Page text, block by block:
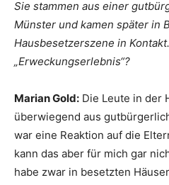
Sie stammen aus einer
Münster und kamen später in
Hausbesetzerszene in
„Erweckungserlebnis“?
Marian Gold: Die Leute in der
überwiegend aus
war eine Reaktion auf die
kann das aber für mich gar
habe zwar in besetzten